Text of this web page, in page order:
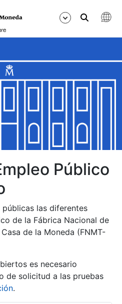
Público
públicas las diferentes
de la Fábrica Nacional de
de la Moneda (FNMT-
es necesario
de solicitud a las pruebas
.